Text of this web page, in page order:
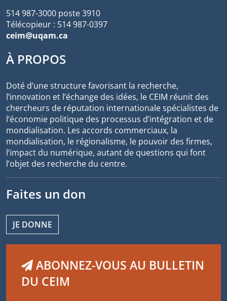
514 987-3000 poste 3910
Télécopieur : 514 987-0397
ceim@uqam.ca
À PROPOS
Doté d’une structure favorisant la recherche,
l’innovation et l’échange des idées, le CEIM réunit des
chercheurs de réputation internationale spécialistes de
l’économie politique des processus d’intégration et de
mondialisation. Les accords commerciaux, la
mondialisation, le régionalisme, le pouvoir des firmes,
l’impact du numérique, autant de questions qui font
l’objet des recherche du centre.
Faites un don
JE DONNE
ABONNEZ-VOUS AU BULLETIN
DU CEIM